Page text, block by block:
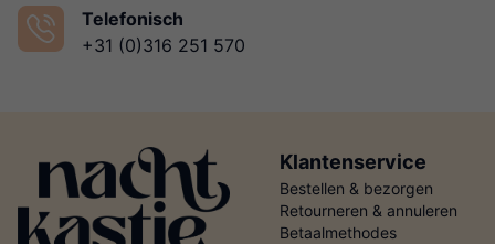
Telefonisch
+31 (0)316 251 570
Klantenservice
Bestellen & bezorgen
Retourneren & annuleren
Betaalmethodes